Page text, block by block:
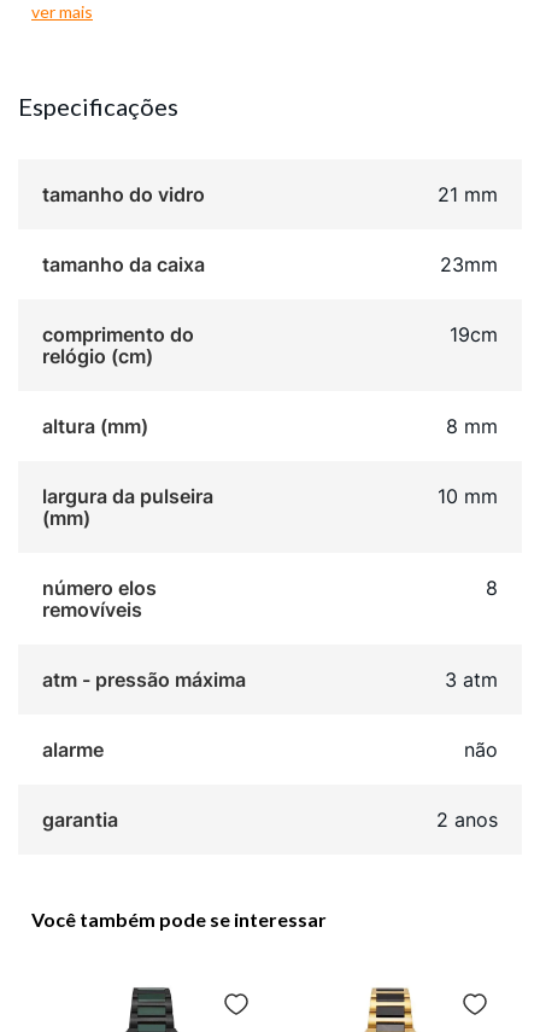
da pulseira é um show à parte, combinando a
mulher que busca um acessório com design único e
ver mais
Especificações
tamanho do vidro 21 mm
tamanho da caixa 23mm
comprimento do
relógio (cm)
19cm
altura (mm) 8 mm
largura da pulseira
(mm)
10 mm
número elos
removíveis
8
atm - pressão máxima 3 atm
alarme não
garantia 2 anos
Você também pode se interessar